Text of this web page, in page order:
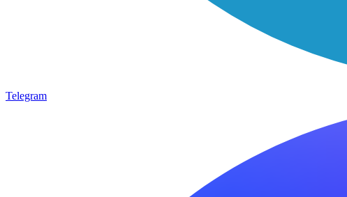
Telegram